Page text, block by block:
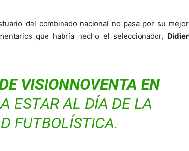
del combinado nacional no pasa por su mejor
que habría hecho el seleccionador, Didier
VISIONNOVENTA EN
ESTAR AL DÍA DE LA
FUTBOLÍSTICA.